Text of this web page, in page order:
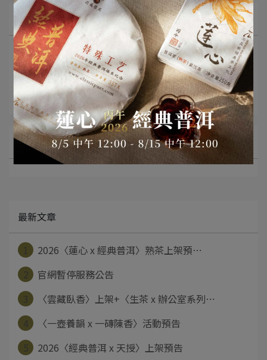
所有文章主題
最新消息
茶知識分享
影音分享
文章分類
最新文章
2026〈蓮心 x 經典普洱〉熟茶上架預⋯
官網暫停服務公告
〈雲藏臥香〉上架+〈生茶 x 辦公室系列⋯
〈一壺養韻 x 一磚陳香〉活動預告
2026〈經典普洱 x 天授〉上架預告